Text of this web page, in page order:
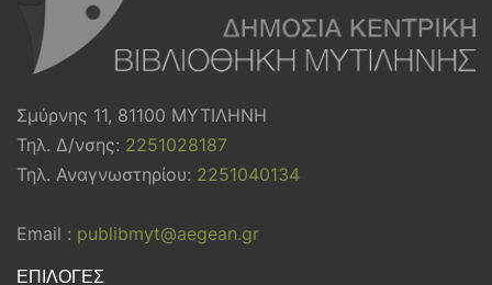
Σμύρνης 11, 81100 ΜΥΤΙΛΗΝΗ
Τηλ. Δ/νσης: 2251028187
Τηλ. Αναγνωστηρίου: 2251040134
Email : publibmyt@aegean.gr
ΕΠΙΛΟΓΕΣ